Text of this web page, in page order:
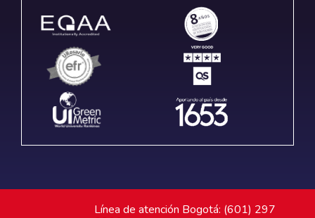
Línea de atención Bogotá: (601) 297